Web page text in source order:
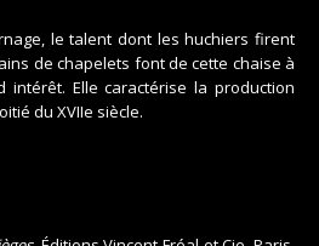
le talent dont les huchiers firent
de chapelets font de cette chaise à
intérêt. Elle caractérise la production
du XVIIe siècle.